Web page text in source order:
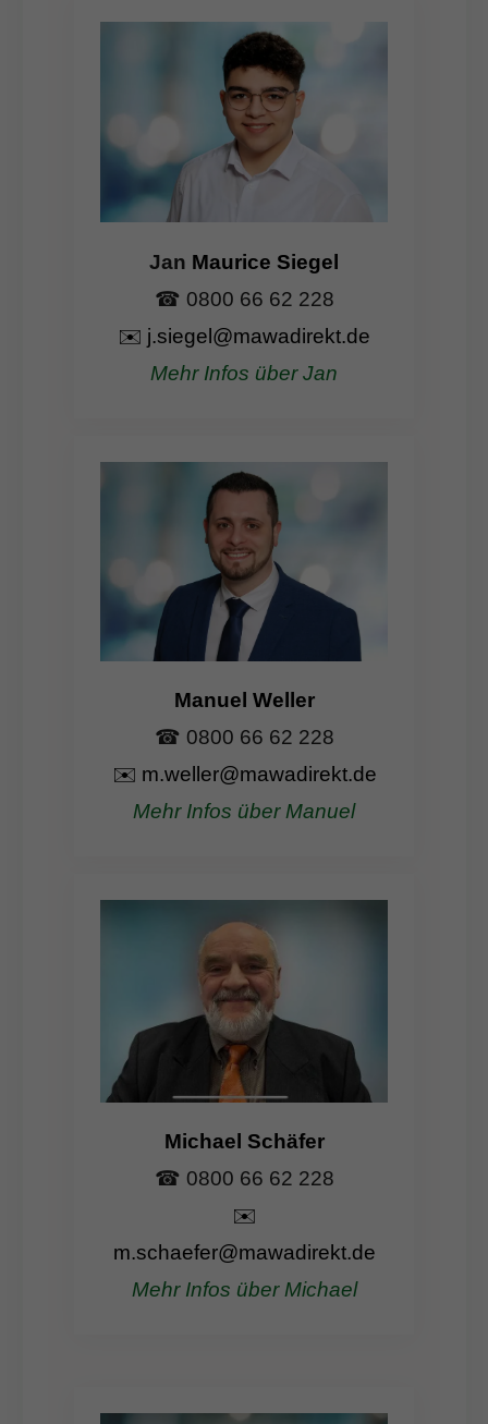
Jan Maurice Siegel
☎ 0800 66 62 228
✉️ j.siegel@mawadirekt.de
Mehr Infos über Jan
Manuel Weller
☎ 0800 66 62 228
✉️ m.weller@mawadirekt.de
Mehr Infos über Manuel
Michael Schäfer
☎ 0800 66 62 228
✉️
m.schaefer@mawadirekt.de
Mehr Infos über Michael